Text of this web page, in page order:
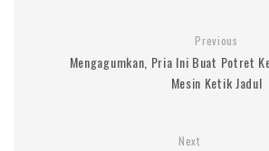
Previous
Mengagumkan, Pria Ini Buat Potret
Mesin Ketik Jadul
Next